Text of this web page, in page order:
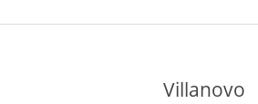
Villanovo